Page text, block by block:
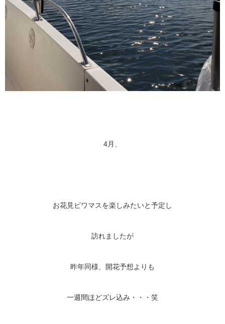
4月、
お花見ビワマスを楽しみたいと予定し
訪れましたが
昨年同様、開花予想よりも
一週間ほどズレ込み・・・笑